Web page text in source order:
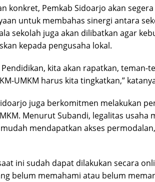
konkret, Pemkab Sidoarjo akan
untuk membahas sinergi antara
sekolah juga akan dilibatkan agar
kepada pengusaha lokal.
kita akan rapatkan, teman-
UMKM harus kita tingkatkan,”
juga berkomitmen melakukan
Menurut Subandi, legalitas usaha
mendapatkan akses
ini sudah dapat dilakukan secara
belum memahami atau belum